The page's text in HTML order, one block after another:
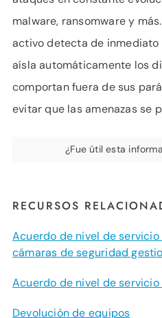
malware, ransomware y
activo detecta de
aísla automáticamente los
comportan fuera de sus
evitar que las amenazas se
¿Fue útil esta
RECURSOS
Acuerdo de nivel de servicio
cámaras de seguridad
Acuerdo de nivel de servicio
Devolución de equipos